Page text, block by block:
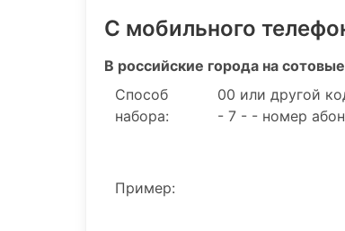
С мобильного
В российские города на
Способ
набора:
00 или другой
- 7 - - номер
Пример: